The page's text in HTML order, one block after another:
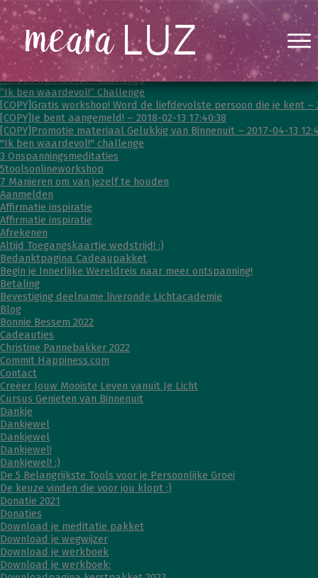
“Je mag er helemaal zijn” – Gratis workshop!
“Ik ben waardevol!” Challenge
“Ik ben waardevol!” Challenge
[COPY]Gratis workshop! Word de liefdevolste persoon die je kent –
[COPY]Je bent aangemeld! – 2018-02-13 17:40:38
[COPY]Promotie materiaal Gelukkig van Binnenuit – 2017-04-13
"Ik ben waardevol!" challenge
3 Onspanningsmeditaties
5toolsonlineworkshop
7 Manieren om van jezelf te houden
Aanmelden
Affirmatie inspiratie
Affirmatie inspiratie
Afrekenen
Altijd Toegangskaartje wedstrijd! :)
Bedanktpagina Cadeaupakket
Begin je Innerlijke Wereldreis naar meer ontspanning!
Betaling
Bevestiging deelname liveronde Lichtacademie
Blog
Bonnie Bessem 2022
Cadeautjes
Christine Pannebakker 2022
Commit Happiness.com
Contact
Creëer Jouw Mooiste Leven vanuit Je Licht
Cursus Genieten van Binnenuit
Dankje
Dankjewel
Dankjewel
Dankjewel!
Dankjewel! :)
De 5 Belangrijkste Tools voor je Persoonlijke Groei
De keuze vinden die voor jou klopt :)
Donatie 2021
Donaties
Download je meditatie pakket
Download je wegwijzer
Download je werkboek
Download je werkboek: